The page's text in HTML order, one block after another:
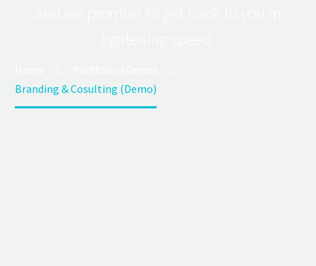
Branding & Cosulting (Demo)